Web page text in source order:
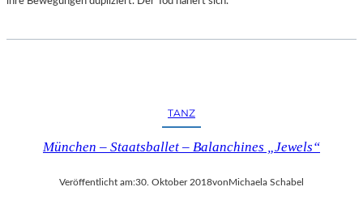
TANZ
München – Staatsballet – Balanchines „Jewels“
Veröffentlicht am:30. Oktober 2018von Michaela Schabel